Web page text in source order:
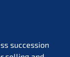
succes­si­on